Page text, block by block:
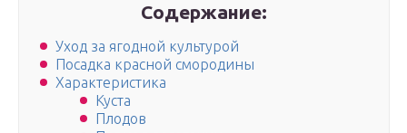
Содержание:
Уход за ягодной культурой
Посадка красной смородины
Характеристика
Куста
Плодов